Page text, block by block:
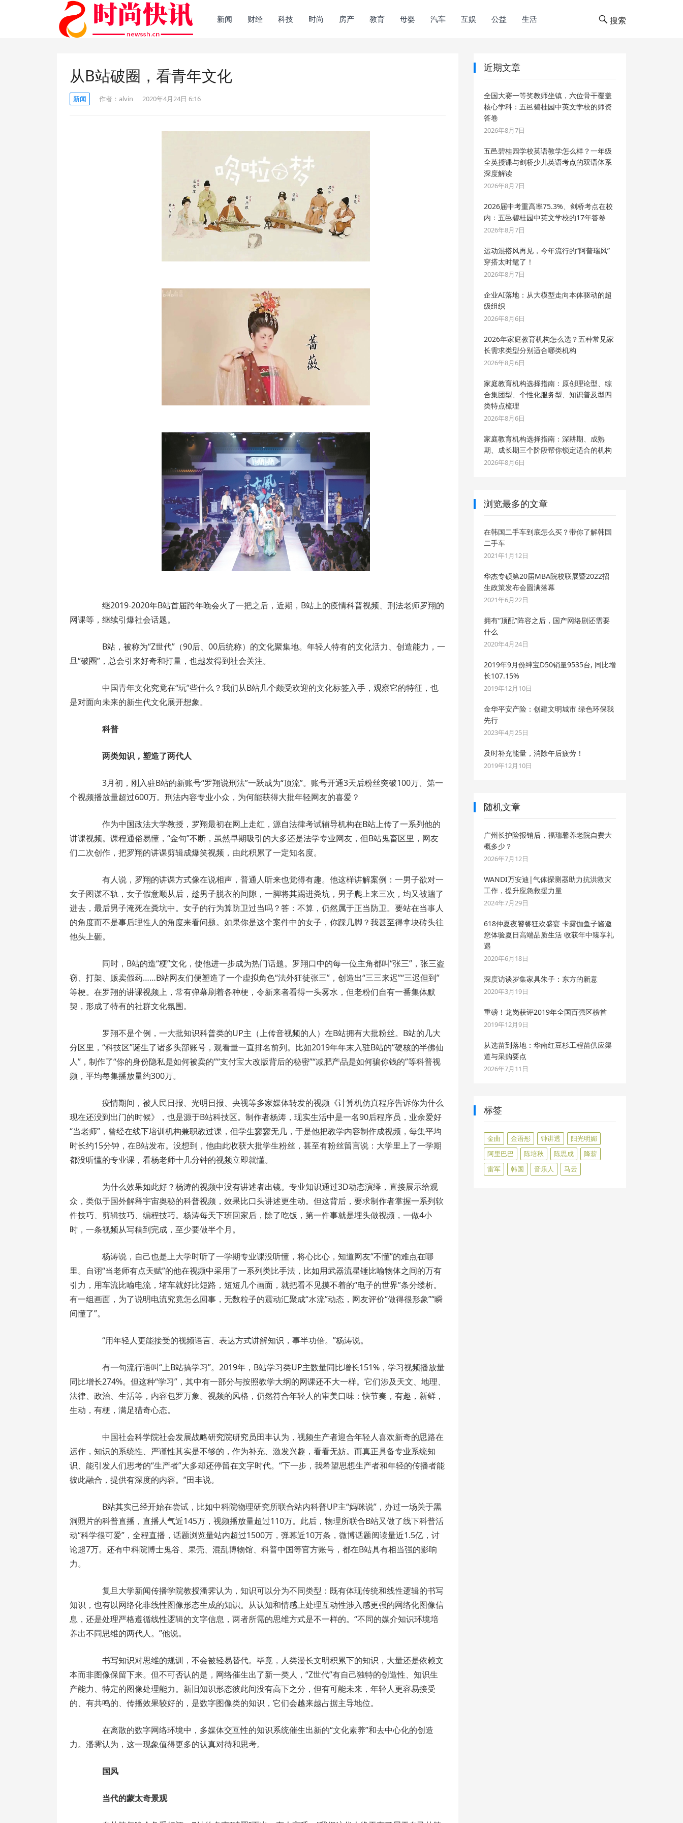
新闻 财经 科技 时尚 房产 教育 母婴 汽车 互娱 公益 生活 搜索
从B站破圈，看青年文化
新闻 作者： alvin 2020年4月24日 6:16
继2019-2020年B站首届跨年晚会火了一把之后，近期，B站上的疫情科普视频、刑法老师罗翔的
网课等，继续引爆社会话题。
B站，被称为“Z世代”（90后、00后统称）的文化聚集地。年轻人特有的文化活力、创造能力，一
旦“破圈”，总会引来好奇和打量，也越发得到社会关注。
中国青年文化究竟在“玩”些什么？我们从B站几个颇受欢迎的文化标签入手，观察它的特征，也
是对面向未来的新生代文化展开想象。
科普
两类知识，塑造了两代人
3月初，刚入驻B站的新账号“罗翔说刑法”一跃成为“顶流”。账号开通3天后粉丝突破100万、第一
个视频播放量超过600万。刑法内容专业小众，为何能获得大批年轻网友的喜爱？
作为中国政法大学教授，罗翔最初在网上走红，源自法律考试辅导机构在B站上传了一系列他的
讲课视频。课程通俗易懂，“金句”不断，虽然早期吸引的大多还是法学专业网友，但B站鬼畜区里，网友
们二次创作，把罗翔的讲课剪辑成爆笑视频，由此积累了一定知名度。
有人说，罗翔的讲课方式像在说相声，普通人听来也觉得有趣。他这样讲解案例：一男子欲对一
女子图谋不轨，女子假意顺从后，趁男子脱衣的间隙，一脚将其踢进粪坑，男子爬上来三次，均又被踹了
进去，最后男子淹死在粪坑中。女子的行为算防卫过当吗？答：不算，仍然属于正当防卫。要站在当事人
的角度而不是事后理性人的角度来看问题。如果你是这个案件中的女子，你踩几脚？我甚至得拿块砖头往
他头上砸。
同时，B站的造“梗”文化，使他进一步成为热门话题。罗翔口中的每一位主角都叫“张三”，张三盗
窃、打架、贩卖假药……B站网友们便塑造了一个虚拟角色“法外狂徒张三”，创造出“三三来迟”“三迟但到”
等梗。在罗翔的讲课视频上，常有弹幕刷着各种梗，令新来者看得一头雾水，但老粉们自有一番集体默
契，形成了特有的社群文化氛围。
罗翔不是个例，一大批知识科普类的UP主（上传音视频的人）在B站拥有大批粉丝。B站的几大
分区里，“科技区”诞生了诸多头部账号，观看量一直排名前列。比如2019年年末入驻B站的“硬核的半佛仙
人”，制作了“你的身份隐私是如何被卖的”“支付宝大改版背后的秘密”“减肥产品是如何骗你钱的”等科普视
频，平均每集播放量约300万。
疫情期间，被人民日报、光明日报、央视等多家媒体转发的视频《计算机仿真程序告诉你为什么
现在还没到出门的时候》，也是源于B站科技区。制作者杨涛，现实生活中是一名90后程序员，业余爱好
“当老师”，曾经在线下培训机构兼职教过课，但学生寥寥无几，于是他把教学内容制作成视频，每集平均
时长约15分钟，在B站发布。没想到，他由此收获大批学生粉丝，甚至有粉丝留言说：大学里上了一学期
都没听懂的专业课，看杨老师十几分钟的视频立即就懂。
为什么效果如此好？杨涛的视频中没有讲述者出镜。专业知识通过3D动态演绎，直接展示给观
众，类似于国外解释宇宙奥秘的科普视频，效果比口头讲述更生动。但这背后，要求制作者掌握一系列软
件技巧、剪辑技巧、编程技巧。杨涛每天下班回家后，除了吃饭，第一件事就是埋头做视频，一做4小
时，一条视频从写稿到完成，至少要做半个月。
杨涛说，自己也是上大学时听了一学期专业课没听懂，将心比心，知道网友“不懂”的难点在哪
里。自诩“当老师有点天赋”的他在视频中采用了一系列类比手法，比如用武器流星锤比喻物体之间的万有
引力，用车流比喻电流，堵车就好比短路，短短几个画面，就把看不见摸不着的“电子的世界”条分缕析。
有一组画面，为了说明电流究竟怎么回事，无数粒子的震动汇聚成“水流”动态，网友评价“做得很形象”“瞬
间懂了”。
“用年轻人更能接受的视频语言、表达方式讲解知识，事半功倍。”杨涛说。
有一句流行语叫“上B站搞学习”。2019年，B站学习类UP主数量同比增长151%，学习视频播放量
同比增长274%。但这种“学习”，其中有一部分与按照教学大纲的网课还不大一样。它们涉及天文、地理、
法律、政治、生活等，内容包罗万象。视频的风格，仍然符合年轻人的审美口味：快节奏，有趣，新鲜，
生动，有梗，满足猎奇心态。
中国社会科学院社会发展战略研究院研究员田丰认为，视频生产者迎合年轻人喜欢新奇的思路在
运作，知识的系统性、严谨性其实是不够的，作为补充、激发兴趣，看看无妨。而真正具备专业系统知
识、能引发人们思考的“生产者”大多却还停留在文字时代。“下一步，我希望思想生产者和年轻的传播者能
彼此融合，提供有深度的内容。”田丰说。
B站其实已经开始在尝试，比如中科院物理研究所联合站内科普UP主“妈咪说”，办过一场关于黑
洞照片的科普直播，直播人气近145万，视频播放量超过110万。此后，物理所联合B站又做了线下科普活
动“科学很可爱”，全程直播，话题浏览量站内超过1500万，弹幕近10万条，微博话题阅读量近1.5亿，讨
论超7万。还有中科院博士鬼谷、果壳、混乱博物馆、科普中国等官方账号，都在B站具有相当强的影响
力。
复旦大学新闻传播学院教授潘霁认为，知识可以分为不同类型：既有体现传统和线性逻辑的书写
知识，也有以网络化非线性图像形态生成的知识。从认知和情感上处理互动性涉入感更强的网络化图像信
息，还是处理严格遵循线性逻辑的文字信息，两者所需的思维方式是不一样的。“不同的媒介知识环境培
养出不同思维的两代人。”他说。
书写知识对思维的规训，不会被轻易替代。毕竟，人类漫长文明积累下的知识，大量还是依赖文
本而非图像保留下来。但不可否认的是，网络催生出了新一类人，“Z世代”有自己独特的创造性、知识生
产能力、特定的图像处理能力。新旧知识形态彼此间没有高下之分，但有可能未来，年轻人更容易接受
的、有共鸣的、传播效果较好的，是数字图像类的知识，它们会越来越占据主导地位。
在离散的数字网络环境中，多媒体交互性的知识系统催生出新的“文化素养”和去中心化的创造
力。潘霁认为，这一现象值得更多的认真对待和思考。
国风
当代的蒙太奇景观
近期文章
全国大赛一等奖教师坐镇，六位骨干覆盖
核心学科：五邑碧桂园中英文学校的师资
答卷
2026年8月7日
五邑碧桂园学校英语教学怎么样？一年级
全英授课与剑桥少儿英语考点的双语体系
深度解读
2026年8月7日
2026届中考重高率75.3%、剑桥考点在校
内：五邑碧桂园中英文学校的17年答卷
2026年8月7日
运动混搭风再见，今年流行的“阿普瑞风”
穿搭太时髦了！
2026年8月7日
企业AI落地：从大模型走向本体驱动的超
级组织
2026年8月6日
2026年家庭教育机构怎么选？五种常见家
长需求类型分别适合哪类机构
2026年8月6日
家庭教育机构选择指南：原创理论型、综
合集团型、个性化服务型、知识普及型四
类特点梳理
2026年8月6日
家庭教育机构选择指南：深耕期、成熟
期、成长期三个阶段帮你锁定适合的机构
2026年8月6日
浏览最多的文章
在韩国二手车到底怎么买？带你了解韩国
二手车
2021年1月12日
华杰专硕第20届MBA院校联展暨2022招
生政策发布会圆满落幕
2021年6月22日
拥有“顶配”阵容之后，国产网络剧还需要
什么
2020年4月24日
2019年9月份绅宝D50销量9535台, 同比增
长107.15%
2019年12月10日
金华平安产险：创建文明城市 绿色环保我
先行
2023年4月25日
及时补充能量，消除午后疲劳！
2019年12月10日
随机文章
广州长护险报销后，福瑞馨养老院自费大
概多少？
2026年7月12日
WANDI万安迪|气体探测器助力抗洪救灾
工作，提升应急救援力量
2024年7月29日
618仲夏夜饕餮狂欢盛宴 卡露伽鱼子酱邀
您体验夏日高端品质生活 收获年中臻享礼
遇
2020年6月18日
深度访谈岁集家具朱子：东方的新意
2020年3月19日
重磅！龙岗获评2019年全国百强区榜首
2019年12月9日
从选苗到落地：华南红豆杉工程苗供应渠
道与采购要点
2026年7月11日
标签
金曲 金语彤 钟讲透
阳光明媚
阿里巴巴
陈培秋 陈思成
降薪
雷军
韩国 音乐人 马云